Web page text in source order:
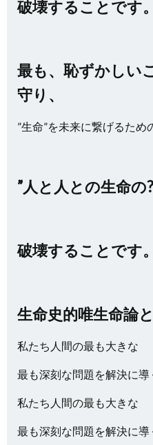
破壊することです。
最も、恥ずかしい
守り、
”生命”を未来に繋げるため
”人と人との生命の
破壊することです。
生命史的唯生命論と
私たち人間の最も大きな
最も深刻な問題を解決に導
私たち人間の最も大きな
最も深刻な問題を解決に導